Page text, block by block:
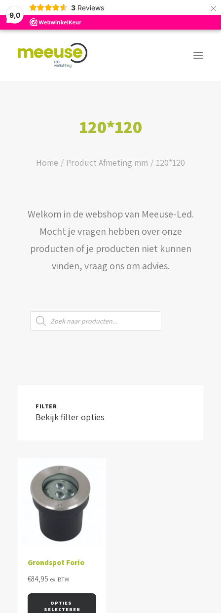
9,0
3 Reviews ×
BUDGET ASSORTIMENT
WEBSHOP
LOGIN / REGISTER
WINKELWAGEN
120*120
Home Product Afmeting mm 120*120
Welkom in de webshop van Meeuse-Led.
Mocht je vragen hebben over onze
producten of je producten niet kunnen
vinden, vraag ons om advies.
Producten
zoeken
FILTER
Bekijk filter opties
Grondspot Forio
€84,95 ex. BTW
OPTIES
SELECTEREN